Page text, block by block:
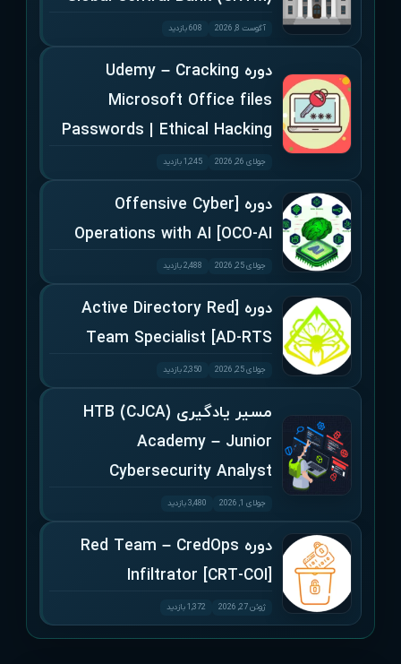
آگوست 8, 2026 608 بازدید
دوره Udemy – Cracking
Microsoft Office files
Passwords | Ethical Hacking
جولای 26, 2026 1,245 بازدید
دوره [Offensive Cyber
Operations with AI [OCO-AI
جولای 25, 2026 2,488 بازدید
دوره [Active Directory Red
Team Specialist [AD-RTS
جولای 25, 2026 2,350 بازدید
مسیر یادگیری (CJCA) HTB
Academy – Junior
Cybersecurity Analyst
جولای 1, 2026 3,480 بازدید
دوره Red Team – CredOps
Infiltrator [CRT-COI]
ژوئن 27, 2026 1,372 بازدید